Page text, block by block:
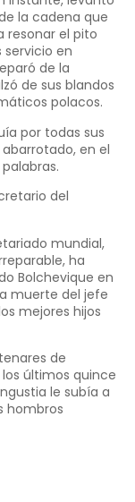
la cadena que
resonar el pito
en
de la
de sus blandos
polacos.
por todas sus
en el
del
mundial,
ha
Bolchevique en
muerte del jefe
mejores hijos
de
últimos quince
le subía a
hombros